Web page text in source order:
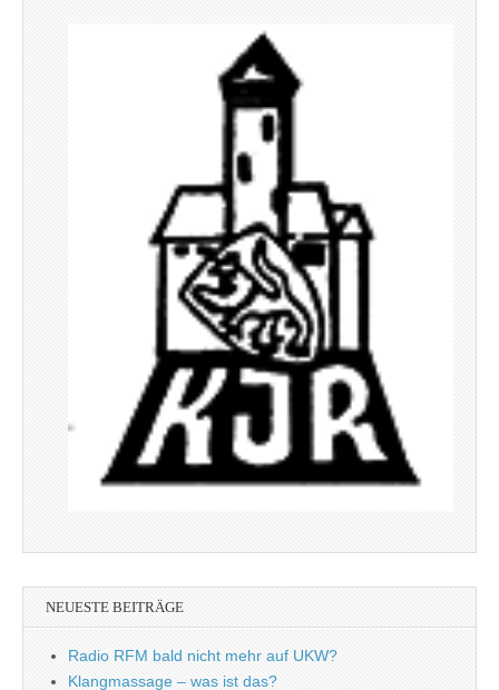
NEUESTE BEITRÄGE
Radio RFM bald nicht mehr auf UKW?
Klangmassage – was ist das?